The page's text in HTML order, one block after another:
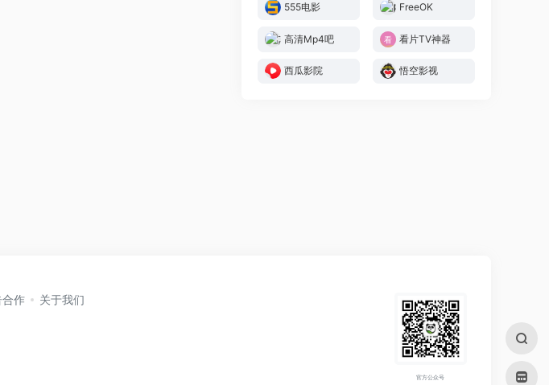
555电影 FreeOK
高清Mp4吧 看片TV神器
西瓜影院 悟空影视
合作 关于我们
官方公众号